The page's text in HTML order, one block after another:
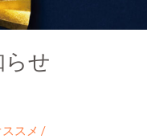
せ
ススメ /